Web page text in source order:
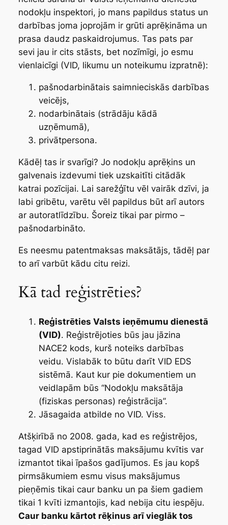
nodokļu inspektori, jo mans papildus status un
darbības joma joprojām ir grūti aprēķināma un
prasa daudz paskaidrojumus. Tas pats par
sevi jau ir cits stāsts, bet nozīmīgi, jo esmu
vienlaicīgi (VID, likumu un noteikumu izpratnē):
pašnodarbinātais saimnieciskās darbības
veicējs,
nodarbinātais (strādāju kādā
uzņēmumā),
privātpersona.
Kādēļ tas ir svarīgi? Jo nodokļu aprēķins un
galvenais izdevumi tiek uzskaitīti citādāk
katrai pozīcijai. Lai sarežģītu vēl vairāk dzīvi, ja
labi gribētu, varētu vēl papildus būt arī autors
ar autoratlīdzību. Šoreiz tikai par pirmo –
pašnodarbināto.
Es neesmu patentmaksas maksātājs, tādēļ par
to arī varbūt kādu citu reizi.
Kā tad reģistrēties?
Reģistrēties Valsts ieņēmumu dienestā
(VID). Reģistrējoties būs jau jāzina
NACE2 kods, kurš noteiks darbības
veidu. Vislabāk to būtu darīt VID EDS
sistēmā. Kaut kur pie dokumentiem un
veidlapām būs “Nodokļu maksātāja
(fiziskas personas) reģistrācija”.
Jāsagaida atbilde no VID. Viss.
Atšķirībā no 2008. gada, kad es reģistrējos,
tagad VID apstiprinātās maksājumu kvītis var
izmantot tikai īpašos gadījumos. Es jau kopš
pirmsākumiem esmu visus maksājumus
pieņēmis tikai caur banku un pa šiem gadiem
tikai 1 kvīti izmantojis, kad nebija citu iespēju.
Caur banku kārtot rēķinus arī vieglāk tos